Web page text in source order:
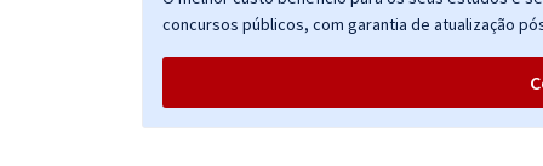
Prova Nacional Docente - PND (CNU Professores) -
Letras Português-Espanhol (Pós-edital)
concursos públicos, com garantia de atualização